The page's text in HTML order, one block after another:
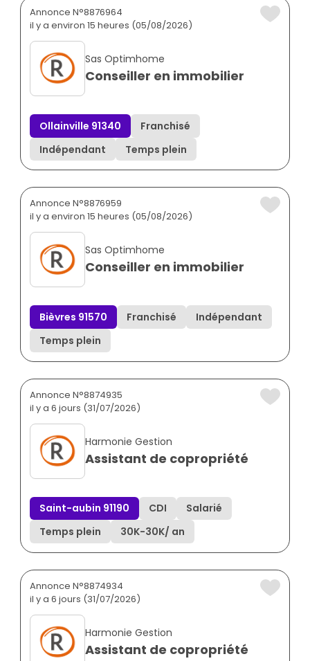
Annonce N°8876964
il y a environ 15 heures (05/08/2026)
Sas Optimhome
Conseiller en immobilier
Ollainville 91340
Franchisé
Indépendant
Temps plein
Annonce N°8876959
il y a environ 15 heures (05/08/2026)
Sas Optimhome
Conseiller en immobilier
Bièvres 91570 Franchisé
Indépendant
Temps plein
Annonce N°8874935
il y a 6 jours (31/07/2026)
Harmonie Gestion
Assistant de copropriété
Saint-aubin 91190 CDI
Salarié
Temps plein
30K-30K/ an
Annonce N°8874934
il y a 6 jours (31/07/2026)
Harmonie Gestion
Assistant de copropriété